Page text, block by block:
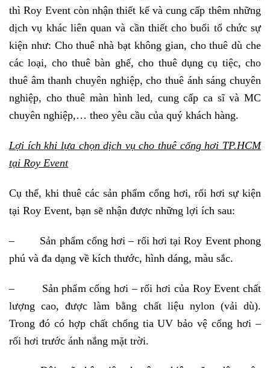
thì Roy Event còn nhận thiết kế và cung cấp thêm những
dịch vụ khác liên quan và cần thiết cho buổi tổ chức sự
kiện như: Cho thuê nhà bạt không gian, cho thuê dù che
các loại, cho thuê bàn ghế, cho thuê dụng cụ tiệc, cho
thuê âm thanh chuyên nghiệp, cho thuê ánh sáng chuyên
nghiệp, cho thuê màn hình led, cung cấp ca sĩ và MC
chuyên nghiệp,… theo yêu cầu của quý khách hàng.
Lợi ích khi lựa chọn dịch vụ cho thuê cổng hơi TP.HCM
tại Roy Event
Cụ thể, khi thuê các sản phẩm cổng hơi, rối hơi sự kiện
tại Roy Event, bạn sẽ nhận được những lợi ích sau:
– Sản phẩm cổng hơi – rối hơi tại Roy Event phong
phú và đa dạng về kích thước, hình dáng, màu sắc.
– Sản phẩm cổng hơi – rối hơi của Roy Event chất
lượng cao, được làm bằng chất liệu nylon (vải dù).
Trong đó có hợp chất chống tia UV bảo vệ cổng hơi –
rối hơi trước ánh nắng mặt trời.